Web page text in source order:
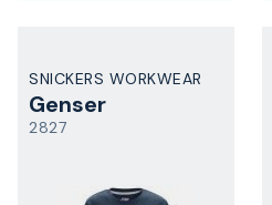
SNICKERS WORKWEAR
Genser
2827